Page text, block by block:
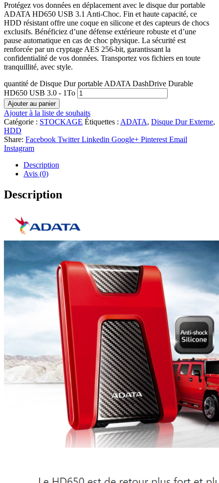
Protégez vos données en déplacement avec le disque dur portable
ADATA HD650 USB 3.1 Anti-Choc. Fin et haute capacité, ce
HDD résistant offre une coque en silicone et des capteurs de chocs
exclusifs. Bénéficiez d’une défense extérieure robuste et d’une
pause automatique en cas de choc physique. La sécurité est
renforcée par un cryptage AES 256-bit, garantissant la
confidentialité de vos données. Transportez vos fichiers en toute
tranquillité, avec style.
quantité de Disque Dur portable ADATA DashDrive Durable
HD650 USB 3.0 - 1To
Ajouter au panier
Ajouter à la liste de souhaits
Catégorie : STOCKAGE Étiquettes : ADATA, Disque Dur Externe,
HDD
Share: Facebook Twitter Linkedin Google+ Pinterest Email
Instagram
Description
Avis (0)
Description